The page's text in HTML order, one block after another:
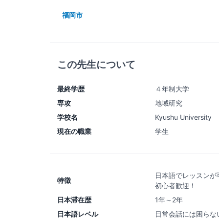
福岡市
この先生について
最終学歴
４年制大学
専攻
地域研究
学校名
Kyushu University
現在の職業
学生
特徴
日本語でレッスンが
初心者歓迎！
日本滞在歴
1年～2年
日本語レベル
日常会話には困らな